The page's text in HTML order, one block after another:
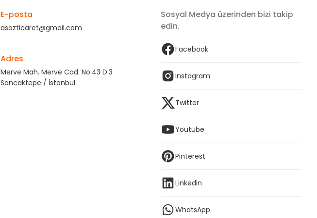
E-posta
asozticaret@gmail.com
Adres
Merve Mah. Merve Cad. No:43 D:3
Sancaktepe / İstanbul
Sosyal Medya üzerinden bizi takip
edin.
Facebook
Instagram
Twitter
Youtube
Pinterest
Linkedin
WhatsApp